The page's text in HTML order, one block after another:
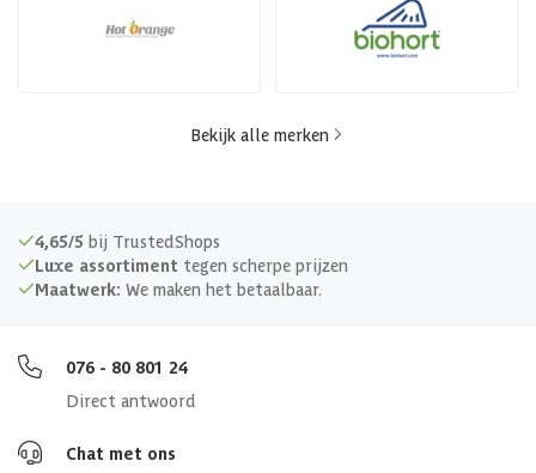
Bekijk alle merken
4,65/5 bij TrustedShops
Luxe assortiment tegen scherpe prijzen
Maatwerk: We maken het betaalbaar.
076 - 80 801 24
Direct antwoord
Chat met ons